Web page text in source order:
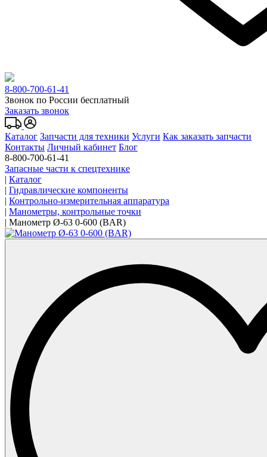
8-800-700-61-41
Звонок по России бесплатный
Заказать звонок
Каталог Запчасти для техники Услуги Как заказать запчасти
Контакты Личный кабинет Блог
8-800-700-61-41
Запасные части к спецтехнике
| Каталог
| Гидравлические компоненты
| Контрольно-измерительная аппаратура
| Манометры, контрольные точки
| Манометр Ø-63 0-600 (BAR)